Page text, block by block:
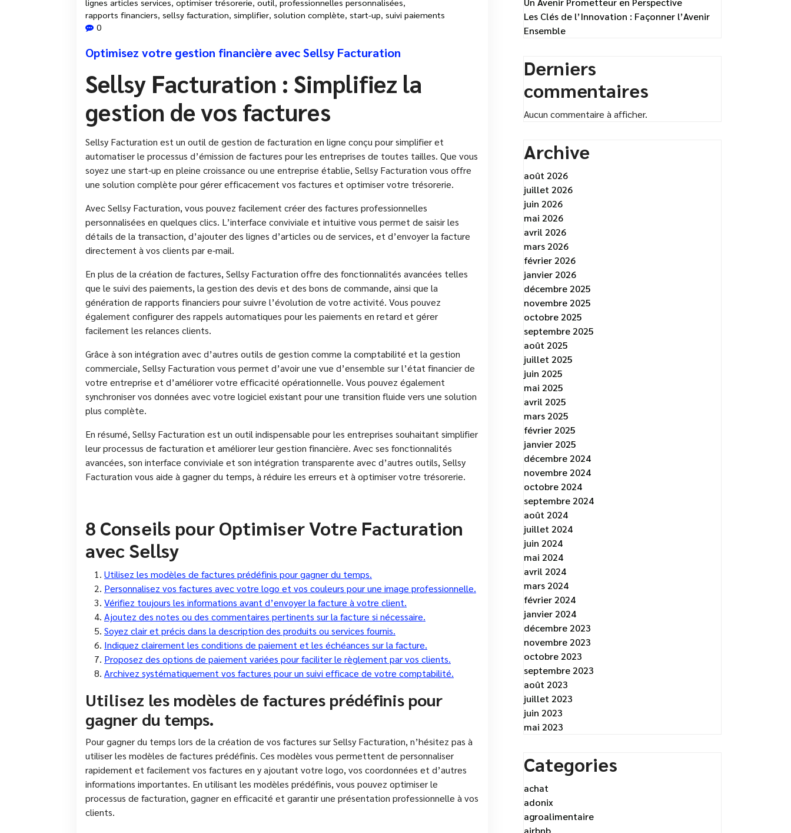
lignes articles services, optimiser trésorerie, outil, professionnelles personnalisées,
rapports financiers, sellsy facturation, simplifier, solution complète, start-up, suivi paiements
0
Optimisez votre gestion financière avec Sellsy Facturation
Sellsy Facturation : Simplifiez la
gestion de vos factures
Sellsy Facturation est un outil de gestion de facturation en ligne conçu pour simplifier et
automatiser le processus d’émission de factures pour les entreprises de toutes tailles. Que vous
soyez une start-up en pleine croissance ou une entreprise établie, Sellsy Facturation vous offre
une solution complète pour gérer efficacement vos factures et optimiser votre trésorerie.
Avec Sellsy Facturation, vous pouvez facilement créer des factures professionnelles
personnalisées en quelques clics. L’interface conviviale et intuitive vous permet de saisir les
détails de la transaction, d’ajouter des lignes d’articles ou de services, et d’envoyer la facture
directement à vos clients par e-mail.
En plus de la création de factures, Sellsy Facturation offre des fonctionnalités avancées telles
que le suivi des paiements, la gestion des devis et des bons de commande, ainsi que la
génération de rapports financiers pour suivre l’évolution de votre activité. Vous pouvez
également configurer des rappels automatiques pour les paiements en retard et gérer
facilement les relances clients.
Grâce à son intégration avec d’autres outils de gestion comme la comptabilité et la gestion
commerciale, Sellsy Facturation vous permet d’avoir une vue d’ensemble sur l’état financier de
votre entreprise et d’améliorer votre efficacité opérationnelle. Vous pouvez également
synchroniser vos données avec votre logiciel existant pour une transition fluide vers une solution
plus complète.
En résumé, Sellsy Facturation est un outil indispensable pour les entreprises souhaitant simplifier
leur processus de facturation et améliorer leur gestion financière. Avec ses fonctionnalités
avancées, son interface conviviale et son intégration transparente avec d’autres outils, Sellsy
Facturation vous aide à gagner du temps, à réduire les erreurs et à optimiser votre trésorerie.
8 Conseils pour Optimiser Votre Facturation
avec Sellsy
Utilisez les modèles de factures prédéfinis pour gagner du temps.
Personnalisez vos factures avec votre logo et vos couleurs pour une image professionnelle.
Vérifiez toujours les informations avant d’envoyer la facture à votre client.
Ajoutez des notes ou des commentaires pertinents sur la facture si nécessaire.
Soyez clair et précis dans la description des produits ou services fournis.
Indiquez clairement les conditions de paiement et les échéances sur la facture.
Proposez des options de paiement variées pour faciliter le règlement par vos clients.
Archivez systématiquement vos factures pour un suivi efficace de votre comptabilité.
Utilisez les modèles de factures prédéfinis pour
gagner du temps.
Pour gagner du temps lors de la création de vos factures sur Sellsy Facturation, n’hésitez pas à
utiliser les modèles de factures prédéfinis. Ces modèles vous permettent de personnaliser
rapidement et facilement vos factures en y ajoutant votre logo, vos coordonnées et d’autres
informations importantes. En utilisant les modèles prédéfinis, vous pouvez optimiser le
processus de facturation, gagner en efficacité et garantir une présentation professionnelle à vos
clients.
Les Clés de l’Innovation : Façonner l’Avenir
Ensemble
Derniers
commentaires
Aucun commentaire à afficher.
Archive
août 2026
juillet 2026
juin 2026
mai 2026
avril 2026
mars 2026
février 2026
janvier 2026
décembre 2025
novembre 2025
octobre 2025
septembre 2025
août 2025
juillet 2025
juin 2025
mai 2025
avril 2025
mars 2025
février 2025
janvier 2025
décembre 2024
novembre 2024
octobre 2024
septembre 2024
août 2024
juillet 2024
juin 2024
mai 2024
avril 2024
mars 2024
février 2024
janvier 2024
décembre 2023
novembre 2023
octobre 2023
septembre 2023
août 2023
juillet 2023
juin 2023
mai 2023
Categories
achat
adonix
agroalimentaire
airbnb